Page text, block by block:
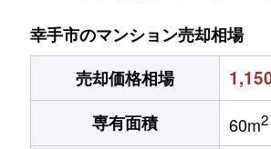
幸手市のマンション売却相場
売却価格相場
専有面積 60m2